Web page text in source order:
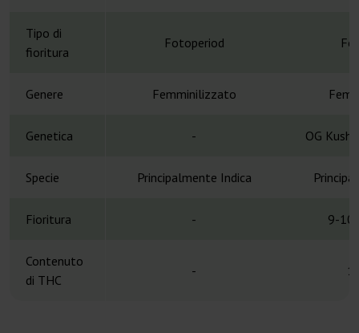
Tipo di
fioritura
Fotoperiod
Genere Femminilizzato
Genetica - OG Kush
Specie Principalmente Indica
Fioritura - 9-10
Contenuto
di THC
-